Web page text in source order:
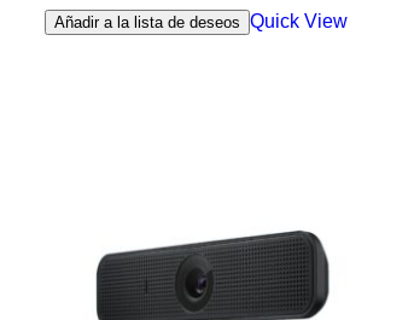
Añadir a la lista de deseos Quick View